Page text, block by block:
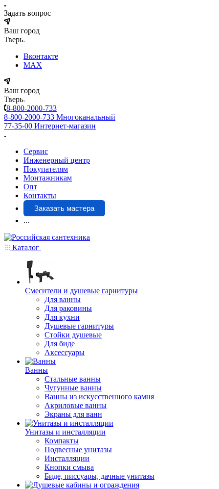
Задать вопрос
Ваш город
Тверь
Вконтакте
MAX
Ваш город
Тверь
8-800-2000-733
8-800-2000-733 Многоканальный
77-35-00 Интернет-магазин
Сервис
Инженерный центр
Покупателям
Монтажникам
Опт
Контакты
Заказать мастера
...
Каталог
Смесители и душевые гарнитуры
Для ванны
Для раковины
Для кухни
Душевые гарнитуры
Стойки душевые
Для биде
Аксессуары
Ванны
Стальные ванны
Чугунные ванны
Ванны из искусственного камня
Акриловые ванны
Экраны для ванн
Унитазы и инсталляции
Компакты
Подвесные унитазы
Инсталляции
Кнопки смыва
Биде, писсуары, дачные унитазы